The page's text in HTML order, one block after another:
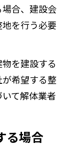
合、建設会
を行う必要
を建設する
希望する整
て解体業者
る場合